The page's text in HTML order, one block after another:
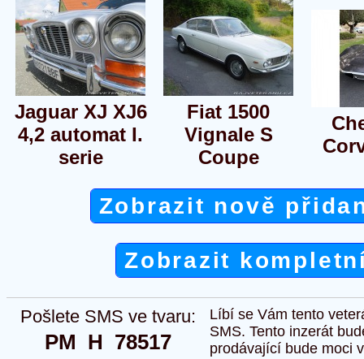
Jaguar XJ XJ6
4,2 automat I.
serie
Fiat 1500
Vignale S
Coupe
Zobrazit nově
Zobrazit
Pošlete SMS ve tvaru:
PM  H  78517
Líbí se Vám tento
SMS. Tento inzerát
prodávající bude moci